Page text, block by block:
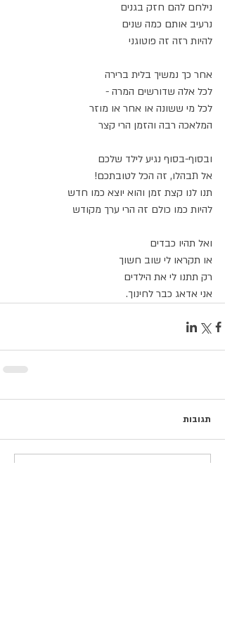
נילחם להם חזק בגנים
נרעיב אותם כמה שנים
להיות רזה זה פוטוגני
אחר כך נמשיך בלית ברירה
לכל אלה שדורשים המרה -
לכל מי ששונה או אחר או מוזר
המלאכה רבה והזמן הרי קצר
ובסוף-בסוף נגיע לילד שלכם
אל תבהלו, זה הכל לטובתכם!
תנו לנו קצת זמן והוא יוצא כמו חדש
להיות כמו כולם זה הרי ערך מקודש
ואל תהיו כבדים
או תקראו לי שוב חשוך
רק תתנו לי את הילדים
אני אדאג כבר לחינוך.
תגובות